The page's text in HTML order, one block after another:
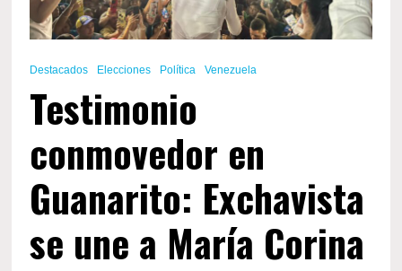
Destacados Elecciones Política Venezuela
Testimonio
conmovedor en
Guanarito: Exchavista
se une a María Corina